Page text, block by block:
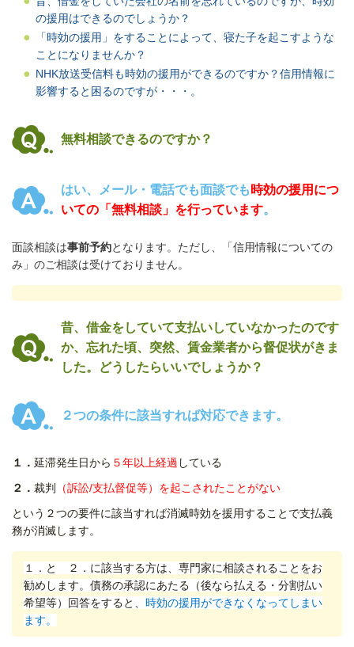
の援用はできるのでしょうか？
「時効の援用」をすることによって、寝た子を起こすような
ことになりませんか？
NHK放送受信料も時効の援用ができるのですか？信用情報に
影響すると困るのですが・・・。
無料相談できるのですか？
はい、メール・電話でも面談でも 時効の援用につ
いての「無料相談」を行っています。
面談相談は事前予約となります。ただし、「信用情報についての
み」のご相談は受けておりません。
昔、借金をしていて支払いしていなかったのです
か、忘れた頃、突然、賃金業者から督促状がきま
した。どうしたらいいでしょうか？
２つの条件に該当すれば対応できます。
１． 延滞発生日から ５年以上経過 している
２． 裁判 （訴訟/支払督促等）を起こされたことがない
という２つの要件に該当すれば消滅時効を援用することで支払義
務が消滅します。
１． と ２．に該当する方は、専門家に相談されることをお
勧めします。債務の承認にあたる（後なら払える・分割払い
希望等）回答をすると、 時効の援用ができなくなってしまい
ます。